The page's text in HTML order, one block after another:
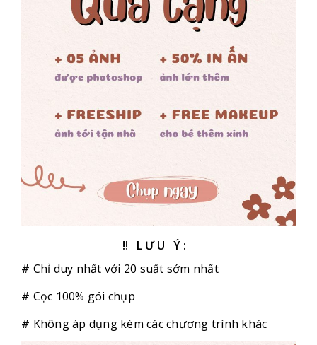
‼ LƯU Ý:
# Chỉ duy nhất với 20 suất sớm nhất
# Cọc 100% gói chụp
# Không áp dụng kèm các chương trình khác